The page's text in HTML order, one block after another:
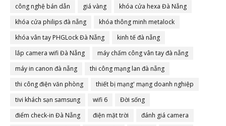
công nghệ bán dẫn
giá vàng
khóa cửa hexa Đà Nẵng
khóa cửa philips đà nẵng
khóa thông minh metalock
khóa vân tay PHGLock Đà Nẵng
kinh tế đà nẵng
lắp camera wifi Đà Nẵng
máy chấm công vân tay đà nẵng
máy in canon đà nẵng
thi công mạng lan đà nẵng
thi công điện văn phòng
thiết bị mạng' mạng doanh nghiệp
tivi khách sạn samsung
wifi 6
Đời sống
điểm check-in Đà Nẵng
điện mặt trời
đánh giá camera